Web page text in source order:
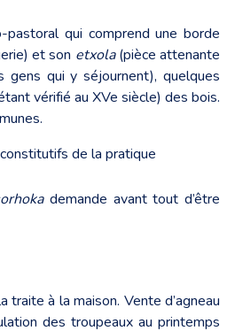
qui comprend une borde
et son etxola(pièce attenante
gens qui y séjournent), quelques
vérifié au XVe siècle) des bois.
de la pratique
demande avant tout d’être
traite à la maison. Vente d’agneau
des troupeaux au printemps